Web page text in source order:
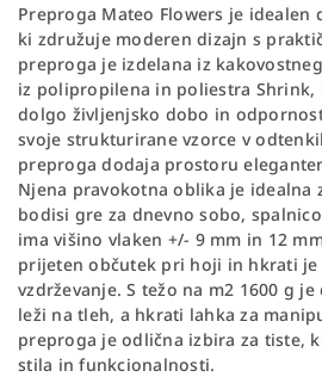
Preproga Mateo Flowers je idealen
ki združuje moderen dizajn s
preproga je izdelana iz
iz polipropilena in poliestra Shrink,
dolgo življenjsko dobo in
svoje strukturirane vzorce v
preproga dodaja prostoru
Njena pravokotna oblika je idealna
bodisi gre za dnevno sobo,
ima višino vlaken +/- 9 mm in 12
prijeten občutek pri hoji in hkrati je
vzdrževanje. S težo na m2 1600 g
leži na tleh, a hkrati lahka za
preproga je odlična izbira za tiste,
stila in funkcionalnosti.